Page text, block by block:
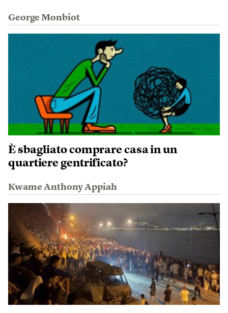
George Monbiot
È sbagliato comprare casa in un
quartiere gentrificato?
Kwame Anthony Appiah